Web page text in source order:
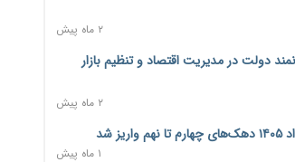
۱ روز پیش
۱ روز پیش
برای تمدید ورود موقت کالا و خودرو تا
۲ ماه پیش
دولت در مدیریت اقتصاد و تنظیم بازار
۲ ماه پیش
شد
۱ ماه پیش